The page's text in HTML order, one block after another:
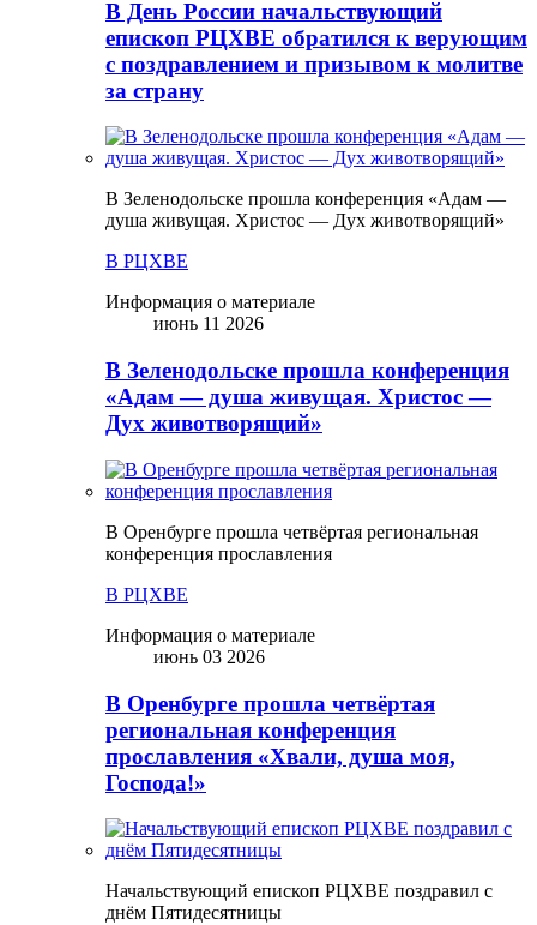
В День России начальствующий
епископ РЦХВЕ обратился к верующим
с поздравлением и призывом к молитве
за страну
В Зеленодольске прошла конференция «Адам —
душа живущая. Христос — Дух животворящий»
В РЦХВЕ
Информация о материале
июнь 11 2026
В Зеленодольске прошла конференция
«Адам — душа живущая. Христос —
Дух животворящий»
В Оренбурге прошла четвёртая региональная
конференция прославления
В РЦХВЕ
Информация о материале
июнь 03 2026
В Оренбурге прошла четвёртая
региональная конференция
прославления «Хвали, душа моя,
Господа!»
Начальствующий епископ РЦХВЕ поздравил с
днём Пятидесятницы